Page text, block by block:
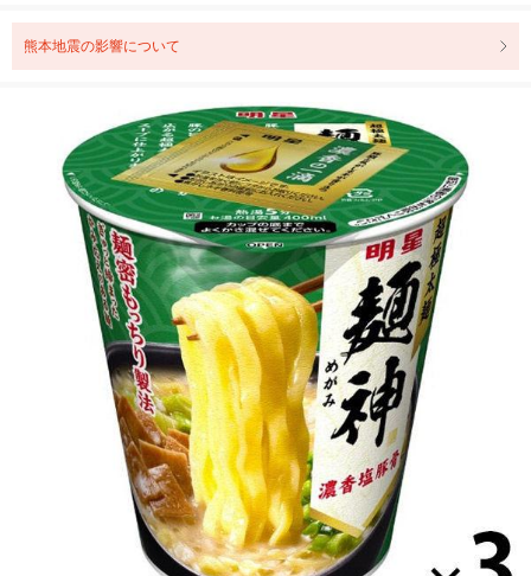
熊本地震の影響について